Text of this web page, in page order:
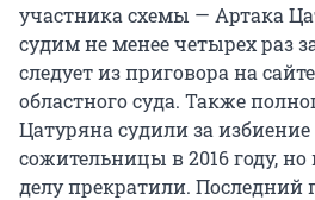
участника схемы — Артака
судим не менее четырех раз
следует из приговора на
областного суда. Также
Цатуряна судили за
сожительницы в 2016 году, но
делу прекратили. Последний